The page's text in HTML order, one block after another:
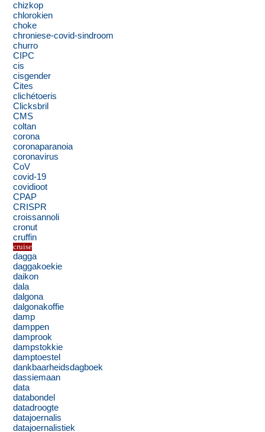
chizkop
chlorokien
choke
chroniese-covid-sindroom
churro
CIPC
cis
cisgender
Cites
clichétoeris
Clicksbril
CMS
coltan
corona
coronaparanoia
coronavirus
CoV
covid-19
covidioot
CPAP
CRISPR
croissannoli
cronut
cruffin
cruise
dagga
daggakoekie
daikon
dala
dalgona
dalgonakoffie
damp
damppen
damprook
dampstokkie
damptoestel
dankbaarheidsdagboek
dassiemaan
data
databondel
datadroogte
datajoernalis
datajoernalistiek